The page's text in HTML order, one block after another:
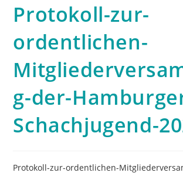
Protokoll-zur-
ordentlichen-
g-der-
Schachjugend-
Protokoll-zur-ordentlichen-